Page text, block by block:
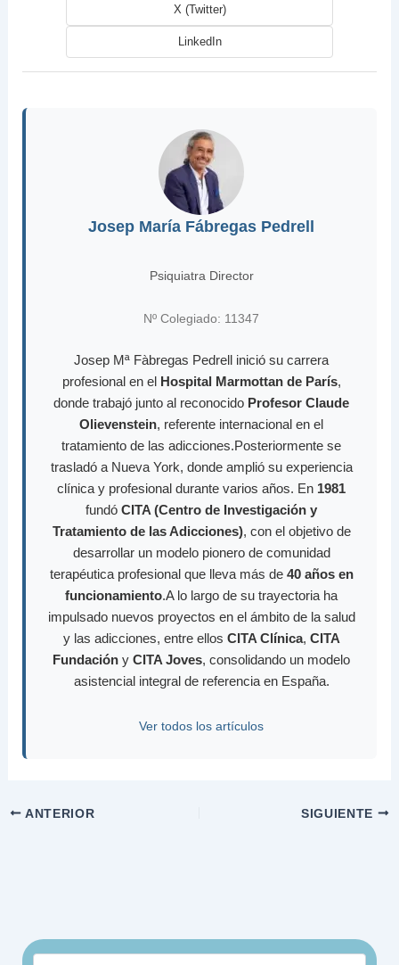
X (Twitter)
LinkedIn
Josep María Fábregas Pedrell
Psiquiatra Director
Nº Colegiado: 11347
Josep Mª Fàbregas Pedrell inició su carrera
profesional en el Hospital Marmottan de París,
donde trabajó junto al reconocido Profesor Claude
Olievenstein, referente internacional en el
tratamiento de las adicciones.Posteriormente se
trasladó a Nueva York, donde amplió su experiencia
clínica y profesional durante varios años. En 1981
fundó CITA (Centro de Investigación y
Tratamiento de las Adicciones), con el objetivo de
desarrollar un modelo pionero de comunidad
terapéutica profesional que lleva más de 40 años en
funcionamiento.A lo largo de su trayectoria ha
impulsado nuevos proyectos en el ámbito de la salud
y las adicciones, entre ellos CITA Clínica, CITA
Fundación y CITA Joves, consolidando un modelo
asistencial integral de referencia en España.
Ver todos los artículos
ANTERIOR SIGUIENTE